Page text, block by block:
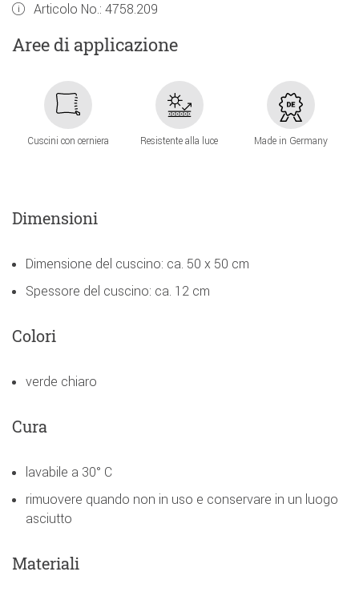
Articolo No.: 4758.209
Aree di applicazione
Cuscini con cerniera Resistente alla luce Made in Germany
Dimensioni
Dimensione del cuscino: ca. 50 x 50 cm
Spessore del cuscino: ca. 12 cm
Colori
verde chiaro
Cura
lavabile a 30° C
rimuovere quando non in uso e conservare in un luogo
asciutto
Materiali